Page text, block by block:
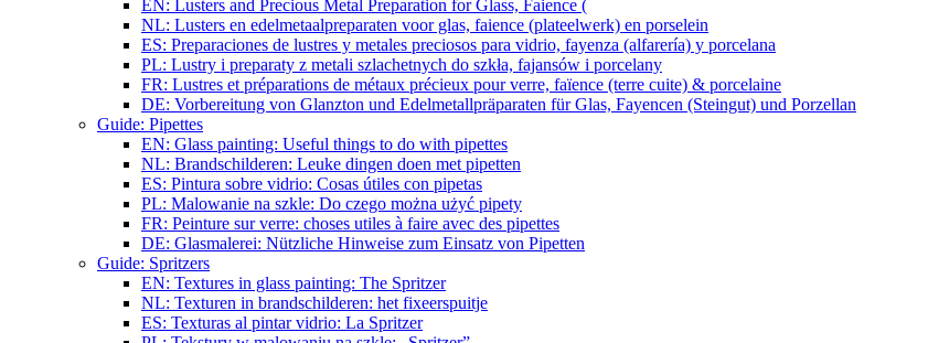
EN: Lusters and Precious Metal Preparation for Glass, Faience (
NL: Lusters en edelmetaalpreparaten voor glas, faience (plateelwerk) en porselein
ES: Preparaciones de lustres y metales preciosos para vidrio, fayenza (alfarería) y porcelana
PL: Lustry i preparaty z metali szlachetnych do szkła, fajansów i porcelany
FR: Lustres et préparations de métaux précieux pour verre, faïence (terre cuite) & porcelaine
DE: Vorbereitung von Glanzton und Edelmetallpräparaten für Glas, Fayencen (Steingut) und Porzellan
Guide: Pipettes
EN: Glass painting: Useful things to do with pipettes
NL: Brandschilderen: Leuke dingen doen met pipetten
ES: Pintura sobre vidrio: Cosas útiles con pipetas
PL: Malowanie na szkle: Do czego można użyć pipety
FR: Peinture sur verre: choses utiles à faire avec des pipettes
DE: Glasmalerei: Nützliche Hinweise zum Einsatz von Pipetten
Guide: Spritzers
EN: Textures in glass painting: The Spritzer
NL: Texturen in brandschilderen: het fixeerspuitje
ES: Texturas al pintar vidrio: La Spritzer